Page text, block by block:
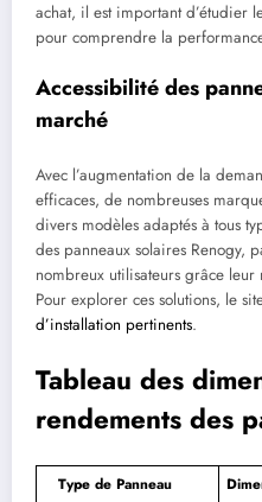
achat, il est important d’étudier
pour comprendre la
Accessibilité des
marché
Avec l’augmentation de la
efficaces, de nombreuses
divers modèles adaptés à tous
des panneaux solaires Renogy,
nombreux utilisateurs grâce leur
Pour explorer ces solutions, le
d’installation pertinents.
Tableau des
rendements des
Type de Panneau